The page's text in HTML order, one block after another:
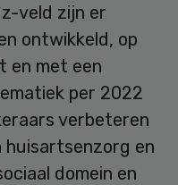
veld zijn er
ontwikkeld, op
en met een
per 2022
verbeteren
huisartsenzorg en
domein en